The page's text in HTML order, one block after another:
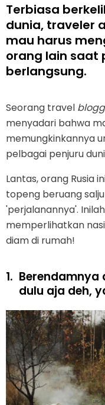
Terbiasa
dunia, traveler
mau harus
orang lain saat
berlangsung.
Seorang travel
menyadari bahwa
memungkinkannya
pelbagai penjuru
Lantas, orang Rusia
topeng beruang
'perjalanannya'.
memperlihatkan
diam di rumah!
1. Berendamnya
dulu aja deh,